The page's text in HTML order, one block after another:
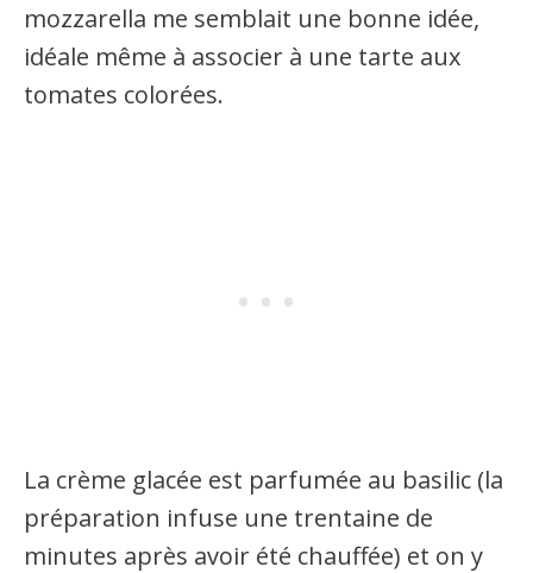
mozzarella me semblait une bonne idée,
idéale même à associer à une tarte aux
tomates colorées.
La crème glacée est parfumée au basilic (la
préparation infuse une trentaine de
minutes après avoir été chauffée) et on y